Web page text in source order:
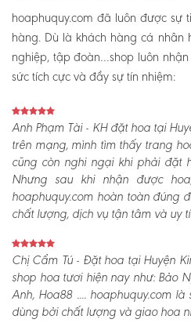
hoaphuquy.com đã luôn được sự
hàng. Dù là khách hàng cá nhân
nghiệp, tập đoàn…shop luôn
sức tích cực và đầy sự tín nhiệm:
Anh Phạm Tài - KH đặt hoa tại
trên mạng, mình tìm thấy trang
cũng còn nghi ngại khi phải đặt
Nhưng sau khi nhận được
hoaphuquy.com hoàn toàn đúng
chất lượng, dịch vụ tận tâm và uy
Chị Cẩm Tú - Đặt hoa tại Huyện
shop hoa tươi hiện nay như: Bảo
Anh, Hoa88 .... hoaphuquy.com
dùng bởi chất lượng và giao hoa